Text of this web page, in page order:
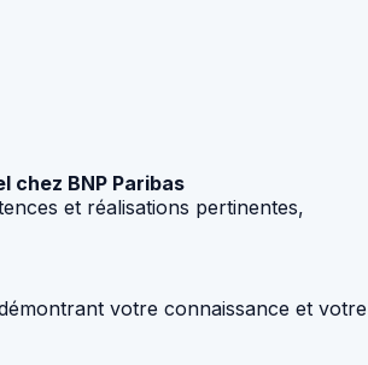
BNP Paribas
et réalisations pertinentes,
votre connaissance et votre